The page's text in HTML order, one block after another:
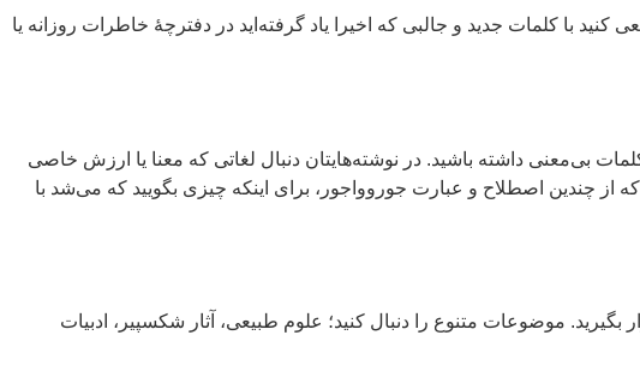
با کلمات جدید و جالبی که اخیرا یاد گرفته‌اید در دفترچۀ خاطرات روزانه یا
بی‌معنی داشته باشید. در نوشته‌هایتان دنبال لغاتی که معنا یا ارزش خاصی
از چندین اصطلاح و عبارت جوروواجور، برای اینکه چیزی بگویید که می‌شد با
موضوعات متنوع را دنبال کنید؛ علوم طبیعی، آثار شکسپیر، ادبیات